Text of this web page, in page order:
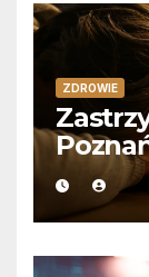
ZDROWIE